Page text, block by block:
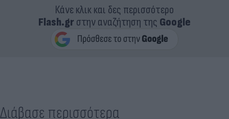
Κάνε κλικ και δες περισσότερο
Flash.grστην αναζήτηση της Google
Διάβασε περισσότερα